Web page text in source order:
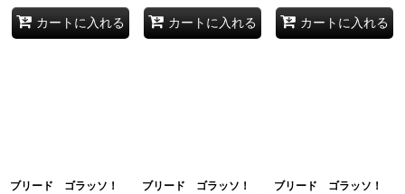
カートに入れる カートに入れる カートに入れる
ブリード ゴラッソ！
ブリード ゴラッソ！
ブリード ゴラッソ！